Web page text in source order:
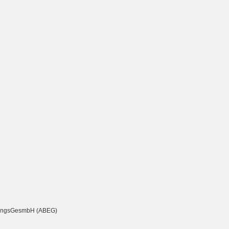
(ABEG)